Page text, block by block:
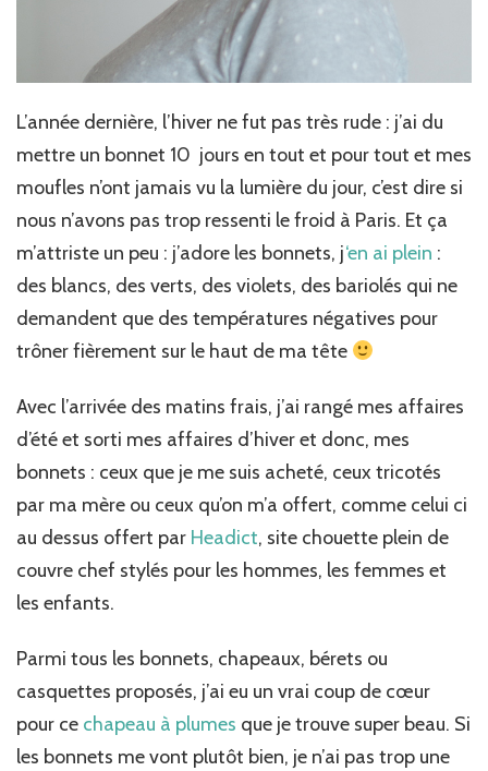
L’année dernière, l’hiver ne fut pas très rude : j’ai du
mettre un bonnet 10 jours en tout et pour tout et mes
moufles n’ont jamais vu la lumière du jour, c’est dire si
nous n’avons pas trop ressenti le froid à Paris. Et ça
m’attriste un peu : j’adore les bonnets, j‘en ai plein :
des blancs, des verts, des violets, des bariolés qui ne
demandent que des températures négatives pour
trôner fièrement sur le haut de ma tête
Avec l’arrivée des matins frais, j’ai rangé mes affaires
d’été et sorti mes affaires d’hiver et donc, mes
bonnets : ceux que je me suis acheté, ceux tricotés
par ma mère ou ceux qu’on m’a offert, comme celui ci
au dessus offert par Headict, site chouette plein de
couvre chef stylés pour les hommes, les femmes et
les enfants.
Parmi tous les bonnets, chapeaux, bérets ou
casquettes proposés, j’ai eu un vrai coup de cœur
pour ce chapeau à plumes que je trouve super beau. Si
les bonnets me vont plutôt bien, je n’ai pas trop une